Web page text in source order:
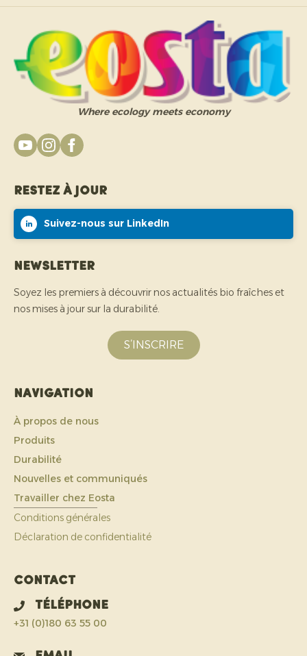
Where ecology meets economy
Restez à jour
Suivez-nous sur LinkedIn
Newsletter
Soyez les premiers à découvrir nos actualités bio fraîches et
nos mises à jour sur la durabilité.
S’INSCRIRE
Navigation
À propos de nous
Produits
Durabilité
Nouvelles et communiqués
Travailler chez Eosta
Conditions générales
Déclaration de confidentialité
Contact
Téléphone
+31 (0)180 63 55 00